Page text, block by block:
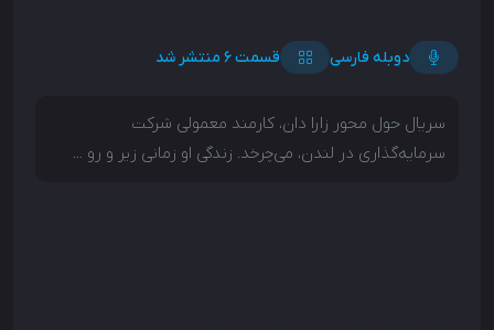
دوبله فارسی قسمت 6 منتشر شد
سریال حول محور زارا دان، کارمند معمولی شرکت
سرمایه‌گذاری در لندن، می‌چرخد. زندگی او زمانی زیر و رو ...